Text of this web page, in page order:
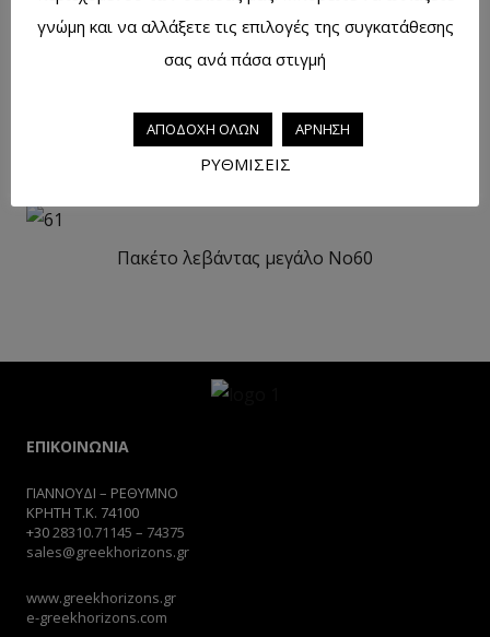
Πακέτο λεβάντας μεγάλο No53
Πακέτο λεβάντας μεγάλο No60
ΕΠΙΚΟΙΝΩΝΙΑ
ΓΙΑΝΝΟΥΔΙ – ΡΕΘΥΜΝΟ
ΚΡΗΤΗ Τ.Κ. 74100
+3028310.71145 – 74375
sales@greekhorizons.gr
www.greekhorizons.gr
e-greekhorizons.com
γνώμη και να αλλάξετε τις επιλογές της συγκατάθεσης
σας ανά πάσα στιγμή
ΑΠΟΔΟΧΗ ΟΛΩΝ ΑΡΝΗΣΗ
ΡΥΘΜΙΣΕΙΣ